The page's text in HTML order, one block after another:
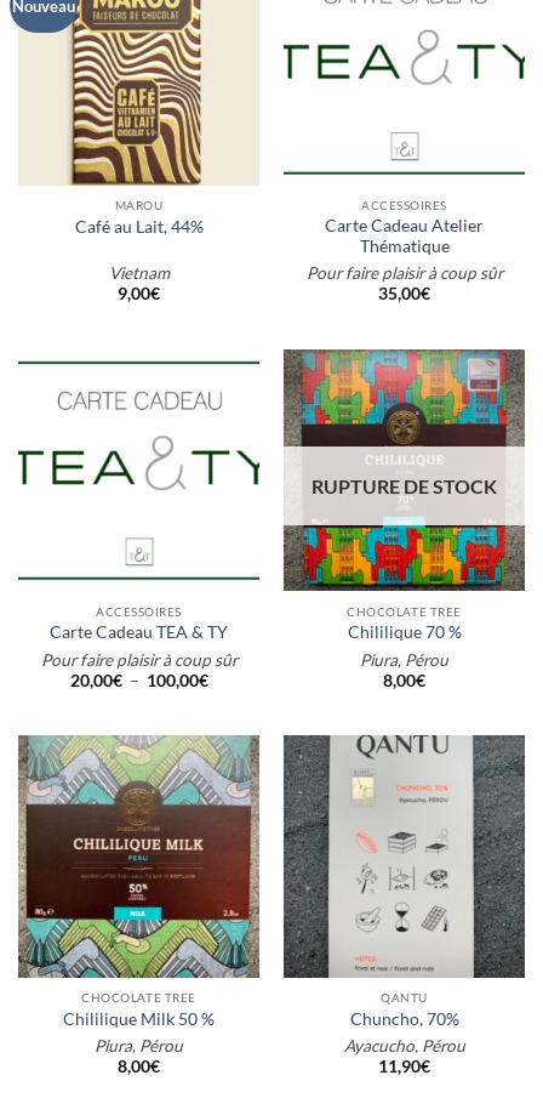
Nouveau
MAROU
Café au Lait, 44%
Vietnam
9,00€
ACCESSOIRES
Carte Cadeau Atelier
Thématique
Pour faire plaisir à coup sûr
35,00€
ACCESSOIRES
Carte Cadeau TEA & TY
Pour faire plaisir à coup sûr
20,00€ – 100,00€Plage
à
100,00€
RUPTURE DE STOCK
CHOCOLATE TREE
Chililique 70 %
Piura, Pérou
8,00€
CHOCOLATE TREE
Chililique Milk 50 %
Piura, Pérou
8,00€
QANTU
Chuncho, 70%
Ayacucho, Pérou
11,90€